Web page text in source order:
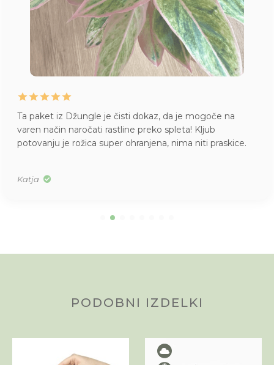
Ta paket iz Džungle je čisti dokaz, da je mogoče na
varen način naročati rastline preko spleta! Kljub
potovanju je rožica super ohranjena, nima niti praskice.
Katja
PODOBNI IZDELKI